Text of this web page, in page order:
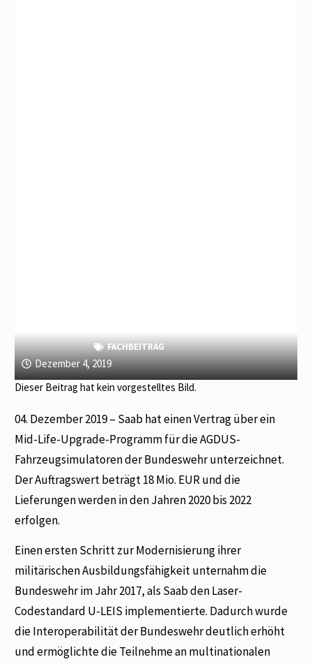
FACHBEITRAG
Dezember 4, 2019
Dieser Beitrag hat kein vorgestelltes Bild.
04. Dezember 2019 – Saab hat einen Vertrag über ein
Mid-Life-Upgrade-Programm für die AGDUS-
Fahrzeugsimulatoren der Bundeswehr unterzeichnet.
Der Auftragswert beträgt 18 Mio. EUR und die
Lieferungen werden in den Jahren 2020 bis 2022
erfolgen.
Einen ersten Schritt zur Modernisierung ihrer
militärischen Ausbildungsfähigkeit unternahm die
Bundeswehr im Jahr 2017, als Saab den Laser-
Codestandard U-LEIS implementierte. Dadurch wurde
die Interoperabilität der Bundeswehr deutlich erhöht
und ermöglichte die Teilnehme an multinationalen